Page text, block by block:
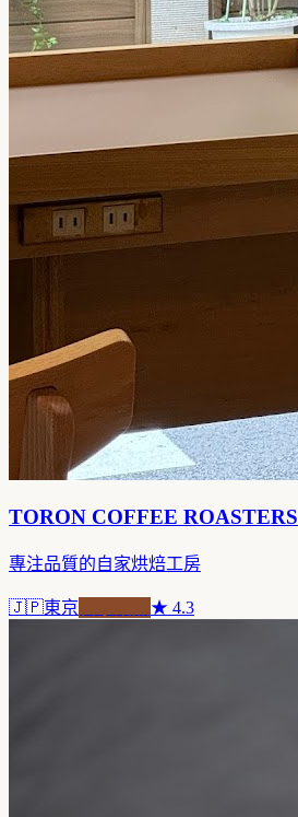
TORON COFFEE ROASTERS
專注品質的自家烘焙工房
🇯🇵東京 ★ 4.3